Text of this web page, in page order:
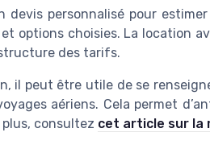
devis personnalisé pour
options choisies. La location
des tarifs.
il peut être utile de se
aériens. Cela permet
consultez cet article sur la